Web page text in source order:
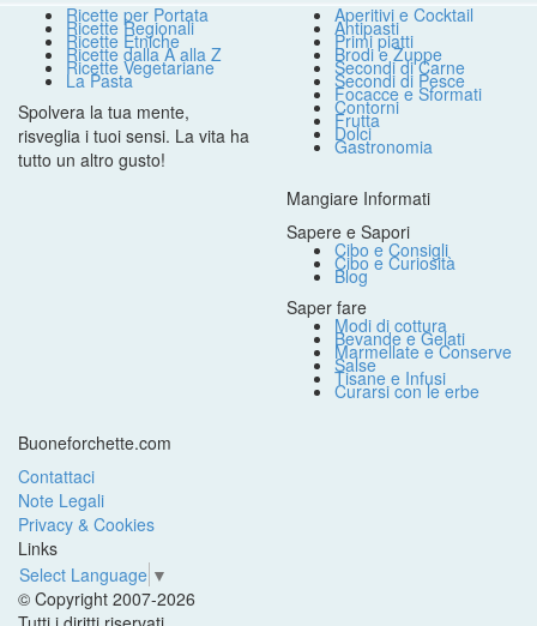
Ricette per Portata
Ricette Regionali
Ricette Etniche
Ricette dalla A alla Z
Ricette Vegetariane
La Pasta
Spolvera la tua mente,
risveglia i tuoi sensi. La vita ha
tutto un altro gusto!
Aperitivi e Cocktail
Antipasti
Primi piatti
Brodi e Zuppe
Secondi di Carne
Secondi di Pesce
Focacce e Sformati
Contorni
Frutta
Dolci
Gastronomia
Mangiare Informati
Sapere e Sapori
Cibo e Consigli
Cibo e Curiosità
Blog
Saper fare
Modi di cottura
Bevande e Gelati
Marmellate e Conserve
Salse
Tisane e Infusi
Curarsi con le erbe
Buoneforchette.com
Contattaci
Note Legali
Privacy & Cookies
Links
Select Language ▼
© Copyright 2007-2026